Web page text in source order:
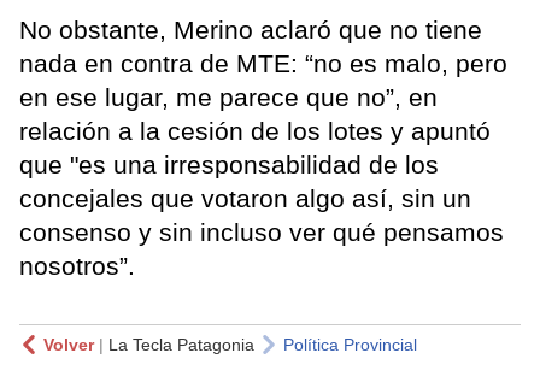
No obstante, Merino aclaró que no tiene
nada en contra de MTE: “no es malo, pero
en ese lugar, me parece que no”, en
relación a la cesión de los lotes y apuntó
que "es una irresponsabilidad de los
concejales que votaron algo así, sin un
consenso y sin incluso ver qué pensamos
nosotros”.
Volver| La Tecla Patagonia Política Provincial